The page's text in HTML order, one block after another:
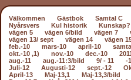
Välkommen Gästbok Samtal C
Nyårsvers
Kul historik Kunskap?
vägen 5
vägen 6/bild vägen 7
vägen 13/ sept
vägen 14 vägen
feb.-10
mars-10 april-10
okt.-10 ,1)
nov.-10 dec.-10
aug.-11
aug.-11:3/bild 9/ - 11 -
Juli-12
Augusti-12 sept.-12
April-13
Maj-13,1 Maj-13,3/bild